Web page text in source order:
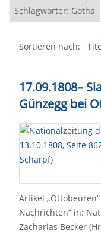
Schlagwörter: Gotha
Sortieren nach:
17.09.1808–
Günzegg bei
Artikel
Nachrichten“ in:
Zacharias Becker